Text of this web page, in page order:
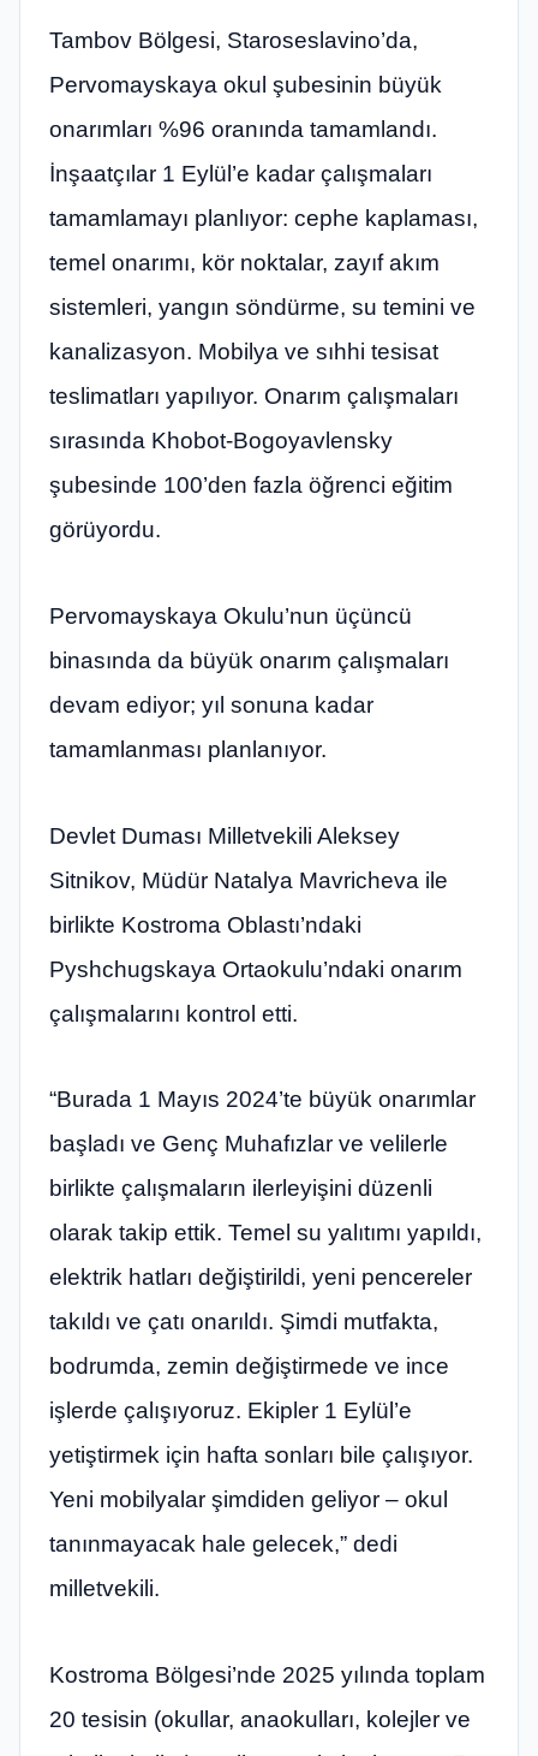
Tambov Bölgesi, Staroseslavino’da,
Pervomayskaya okul şubesinin büyük
onarımları %96 oranında tamamlandı.
İnşaatçılar 1 Eylül’e kadar çalışmaları
tamamlamayı planlıyor: cephe kaplaması,
temel onarımı, kör noktalar, zayıf akım
sistemleri, yangın söndürme, su temini ve
kanalizasyon. Mobilya ve sıhhi tesisat
teslimatları yapılıyor. Onarım çalışmaları
sırasında Khobot-Bogoyavlensky
şubesinde 100’den fazla öğrenci eğitim
görüyordu.
Pervomayskaya Okulu’nun üçüncü
binasında da büyük onarım çalışmaları
devam ediyor; yıl sonuna kadar
tamamlanması planlanıyor.
Devlet Duması Milletvekili Aleksey
Sitnikov, Müdür Natalya Mavricheva ile
birlikte Kostroma Oblastı’ndaki
Pyshchugskaya Ortaokulu’ndaki onarım
çalışmalarını kontrol etti.
“Burada 1 Mayıs 2024’te büyük onarımlar
başladı ve Genç Muhafızlar ve velilerle
birlikte çalışmaların ilerleyişini düzenli
olarak takip ettik. Temel su yalıtımı yapıldı,
elektrik hatları değiştirildi, yeni pencereler
takıldı ve çatı onarıldı. Şimdi mutfakta,
bodrumda, zemin değiştirmede ve ince
işlerde çalışıyoruz. Ekipler 1 Eylül’e
yetiştirmek için hafta sonları bile çalışıyor.
Yeni mobilyalar şimdiden geliyor – okul
tanınmayacak hale gelecek,” dedi
milletvekili.
Kostroma Bölgesi’nde 2025 yılında toplam
20 tesisin (okullar, anaokulları, kolejler ve